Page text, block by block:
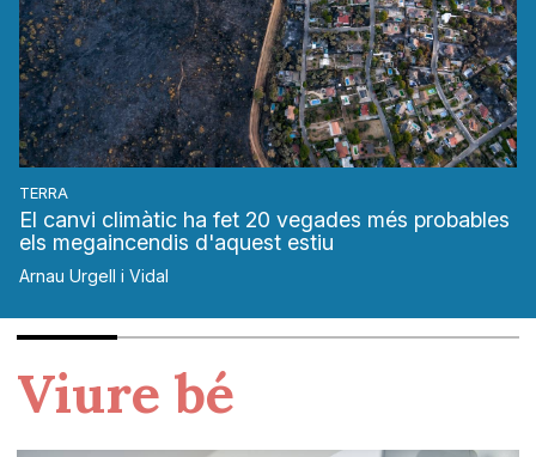
TERRA
El canvi climàtic ha fet 20 vegades més probables
els megaincendis d'aquest estiu
Arnau Urgell i Vidal
Viure bé